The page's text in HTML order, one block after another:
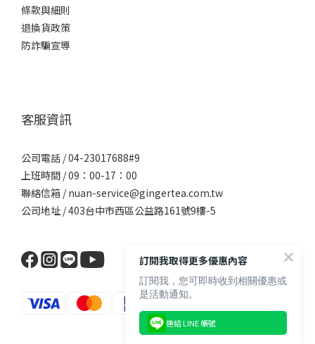
條款與細則
退換貨政策
防詐騙宣導
客服資訊
公司電話 / 04-23017688#9
上班時間 / 09：00-17：00
聯絡信箱 / nuan-service@gingertea.com.tw
公司地址 / 403台中市西區公益路161號9樓-5
訂閱我取得更多優惠內容
訂閱我，您可即時收到相關優惠或
是活動通知。
連結 LINE 帳號